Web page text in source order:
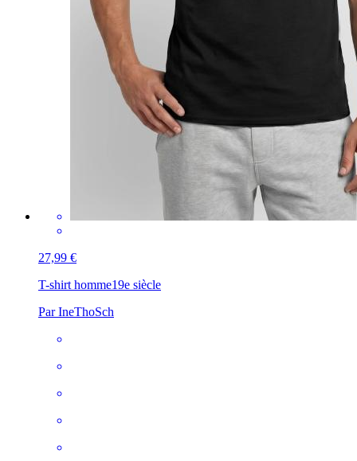
27,99 €
T-shirt homme19e siècle
Par IneThoSch